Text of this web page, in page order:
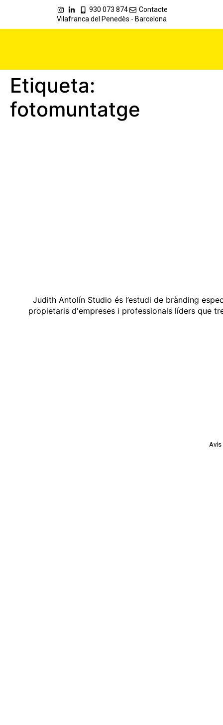
930 073 874
Contacte
Vilafranca del Penedès - Barcelona
Etiqueta:
fotomuntatge
Judith Antolín Studio és l’estudi de brànding
propietaris d'empreses i professionals líders que
Avís